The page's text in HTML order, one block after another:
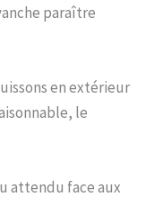
des sacs
d'extérieur
pierre à
plaque
de
à granulés,
paraître
en extérieur
le
attendu face aux